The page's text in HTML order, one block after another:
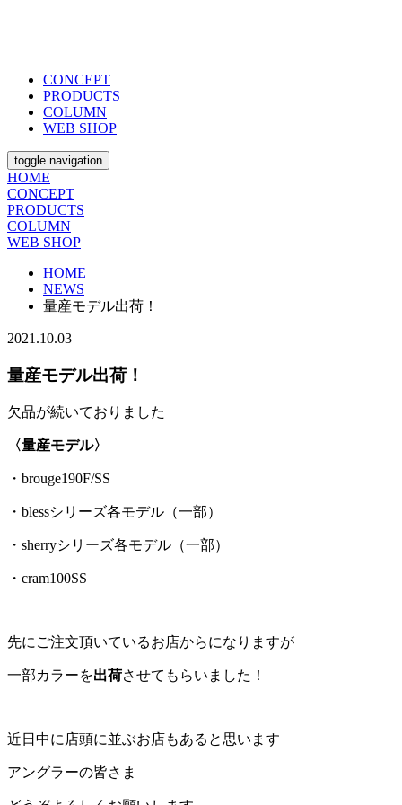
CONCEPT
PRODUCTS
COLUMN
WEB SHOP
toggle navigation
HOME
CONCEPT
PRODUCTS
COLUMN
WEB SHOP
HOME
NEWS
量産モデル出荷！
2021.10.03
量産モデル出荷！
欠品が続いておりました
〈量産モデル〉
・brouge190F/SS
・blessシリーズ各モデル（一部）
・sherryシリーズ各モデル（一部）
・cram100SS
先にご注文頂いているお店からになりますが
一部カラーを出荷させてもらいました！
近日中に店頭に並ぶお店もあると思います
アングラーの皆さま